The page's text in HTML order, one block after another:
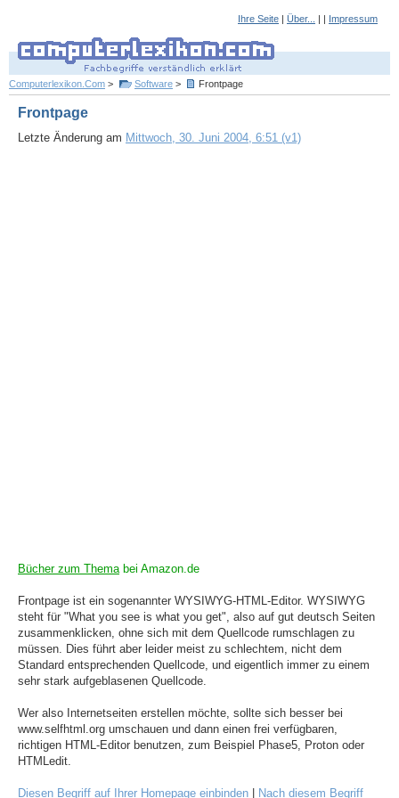
Ihre Seite | Über... | | Impressum
Computerlexikon.Com > Software > Frontpage
Frontpage
Letzte Änderung am Mittwoch, 30. Juni 2004, 6:51 (v1)
Bücher zum Themabei Amazon.de
Frontpage ist ein sogenannter WYSIWYG-HTML-Editor. WYSIWYG
steht für "What you see is what you get", also auf gut deutsch Seiten
zusammenklicken, ohne sich mit dem Quellcode rumschlagen zu
müssen. Dies führt aber leider meist zu schlechtem, nicht dem
Standard entsprechenden Quellcode, und eigentlich immer zu einem
sehr stark aufgeblasenen Quellcode.
Wer also Internetseiten erstellen möchte, sollte sich besser bei
www.selfhtml.org umschauen und dann einen frei verfügbaren,
richtigen HTML-Editor benutzen, zum Beispiel Phase5, Proton oder
HTMLedit.
Diesen Begriff auf Ihrer Homepage einbinden Nach diesem Begriff